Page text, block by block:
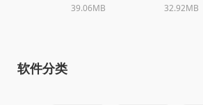
39.06MB 32.92MB
软件分类